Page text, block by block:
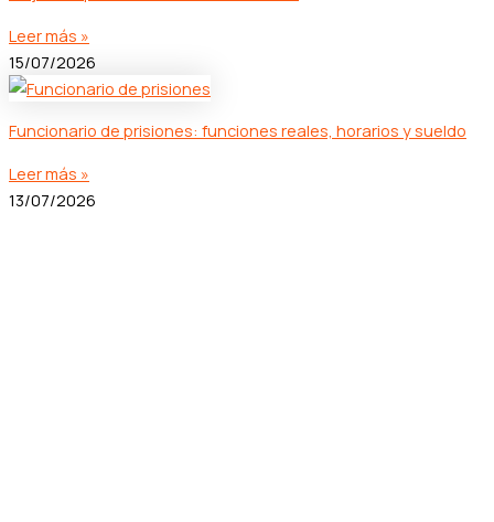
Leer más »
15/07/2026
Funcionario de prisiones: funciones reales, horarios y sueldo
Leer más »
13/07/2026